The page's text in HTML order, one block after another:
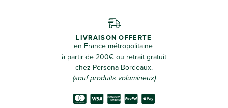
LIVRAISON OFFERTE
en France métropolitaine
à partir de 200€ ou retrait gratuit
chez Persona Bordeaux.
(sauf produits volumineux)